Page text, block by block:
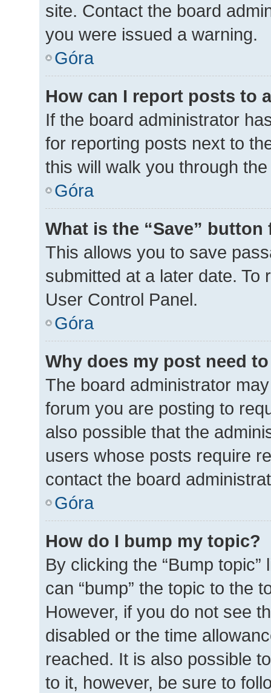
site. Contact the board
you were issued a warning.
Góra
How can I report posts to
If the board administrator
for reporting posts next to
this will walk you through
Góra
What is the “Save”
This allows you to save
submitted at a later date.
User Control Panel.
Góra
Why does my post need
The board administrator
forum you are posting to
also possible that the
users whose posts require
contact the board
Góra
How do I bump my topic?
By clicking the “Bump
can “bump” the topic to the
However, if you do not see
disabled or the time
reached. It is also possible
to it, however, be sure to